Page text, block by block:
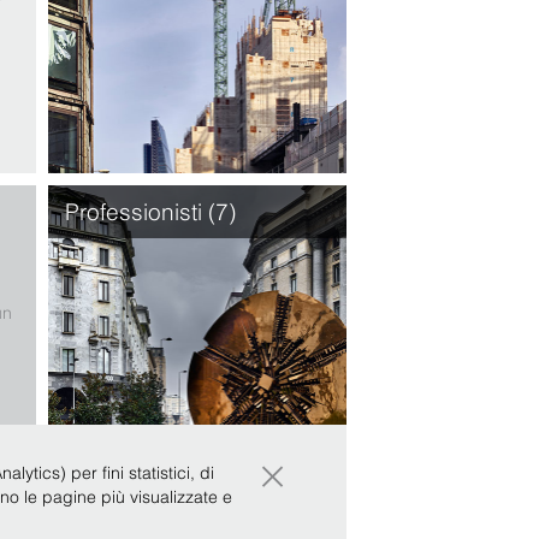
Professionisti (7)
per fini statistici, di
le pagine più visualizzate e
×